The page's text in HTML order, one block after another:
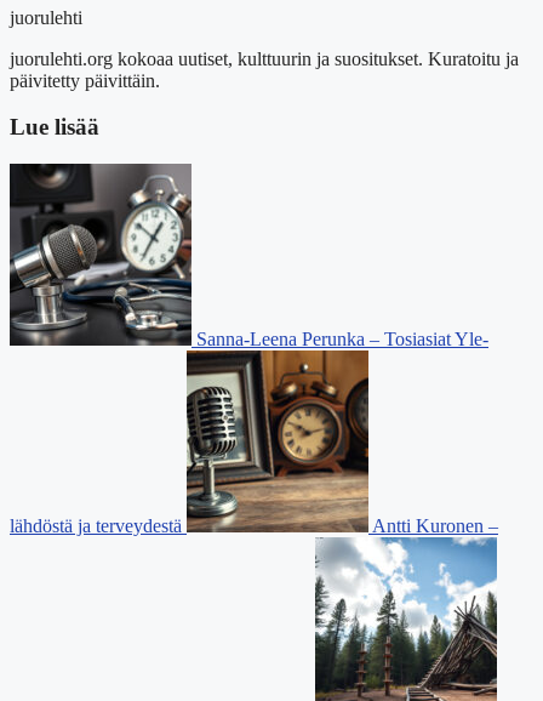
juorulehti
juorulehti.org kokoaa uutiset, kulttuurin ja suositukset. Kuratoitu ja
päivitetty päivittäin.
Lue lisää
Sanna-Leena Perunka – Tosiasiat Yle-
lähdöstä ja terveydestä Antti Kuronen –